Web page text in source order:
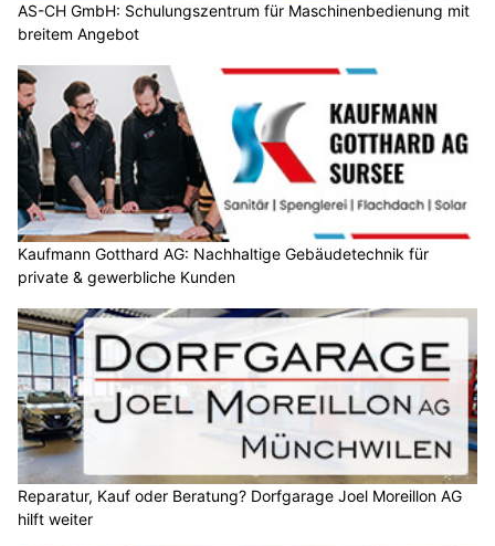
AS-CH GmbH: Schulungszentrum für Maschinenbedienung mit
breitem Angebot
Kaufmann Gotthard AG: Nachhaltige Gebäudetechnik für
private & gewerbliche Kunden
Reparatur, Kauf oder Beratung? Dorfgarage Joel Moreillon AG
hilft weiter